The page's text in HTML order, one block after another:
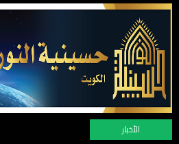
الأخبار